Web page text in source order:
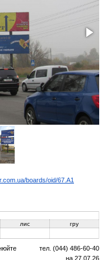
boards/oid/67.A1
лис гру
тел. (044) 486-60-40
на 27.07.26